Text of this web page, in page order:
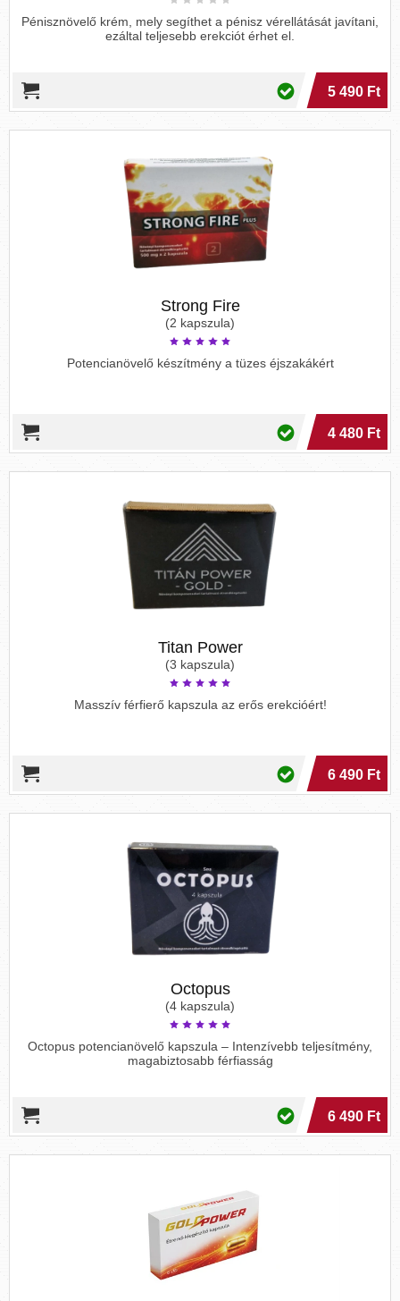
Pénisznövelő krém, mely segíthet a pénisz vérellátását javítani,
ezáltal teljesebb erekciót érhet el.
5 490 Ft
Strong Fire
(2 kapszula)
Potencianövelő készítmény a tüzes éjszakákért
4 480 Ft
Titan Power
(3 kapszula)
Masszív férfierő kapszula az erős erekcióért!
6 490 Ft
Octopus
(4 kapszula)
Octopus potencianövelő kapszula – Intenzívebb teljesítmény,
magabiztosabb férfiasság
6 490 Ft